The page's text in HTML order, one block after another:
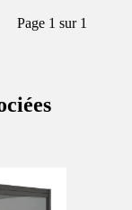
Page 1 sur 1